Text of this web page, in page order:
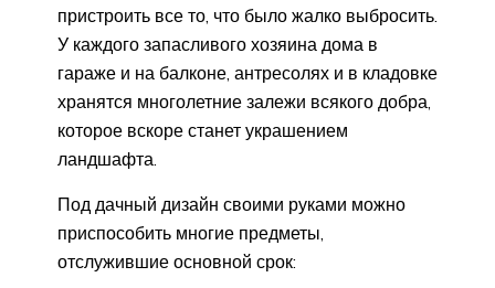
пристроить все то, что было жалко выбросить.
У каждого запасливого хозяина дома в
гараже и на балконе, антресолях и в кладовке
хранятся многолетние залежи всякого добра,
которое вскоре станет украшением
ландшафта.
Под дачный дизайн своими руками можно
приспособить многие предметы,
отслужившие основной срок: